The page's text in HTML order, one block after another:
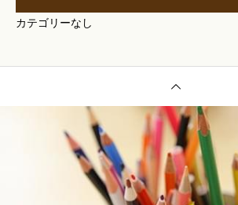
カテゴリーなし